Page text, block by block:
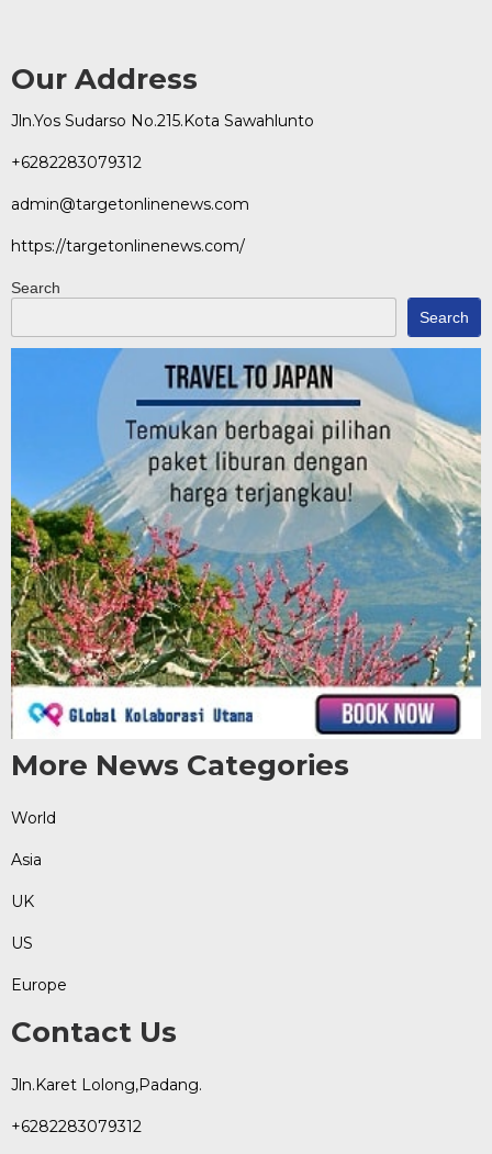
Our Address
Jln.Yos Sudarso No.215.Kota Sawahlunto
+6282283079312
admin@targetonlinenews.com
https://targetonlinenews.com/
Search
Search
More News Categories
World
Asia
UK
US
Europe
Contact Us
Jln.Karet Lolong,Padang.
+6282283079312